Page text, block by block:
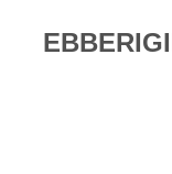
inhoud